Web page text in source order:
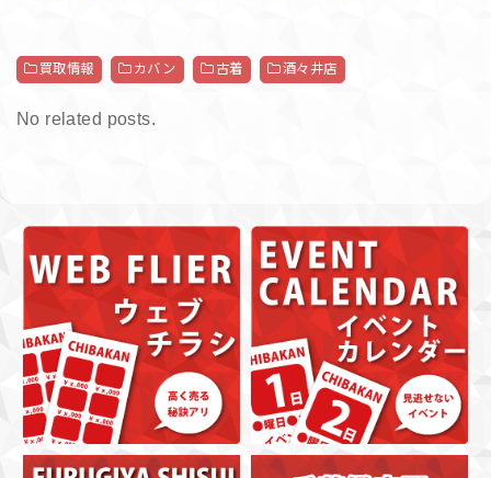
買取情報 カバン 古着 酒々井店
No related posts.